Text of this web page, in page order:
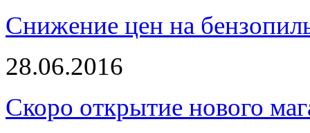
Снижение цен на
28.06.2016
Скоро открытие нового